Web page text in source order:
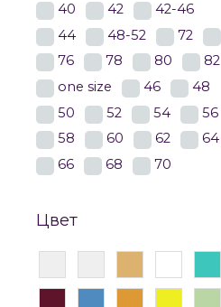
40 42
42-46
44
48-52 72
76
78 80
82
one size
46
48
50
52 54
56
58
60 62
64
66
68 70
Цвет